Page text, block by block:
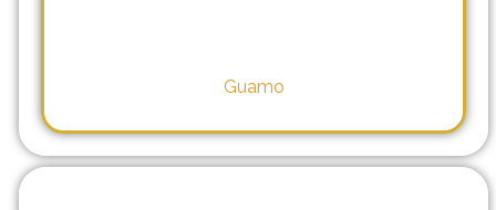
Guamo